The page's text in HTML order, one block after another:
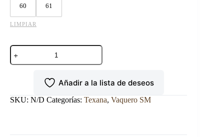
60 61
LIMPIAR
TEXANA
VAQUERO
SM
MALBORO
cantidad
Añadir a la lista de deseos
SKU: N/D Categorías: Texana, Vaquero SM